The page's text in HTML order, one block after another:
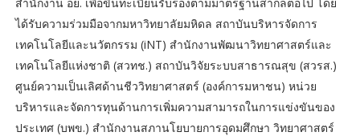
ได้รับความร่วมมือจากมหาวิทยาลัยมหิดล สถาบันบริหารจัดการ
เทคโนโลยีและนวัตกรรม (iNT) สำนักงานพัฒนาวิทยาศาสตร์และ
เทคโนโลยีแห่งชาติ (สวทช.) สถาบันวิจัยระบบสาธารณสุข (สวรส.)
ศูนย์ความเป็นเลิศด้านชีววิทยาศาสตร์ (องค์การมหาชน) หน่วย
บริหารและจัดการทุนด้านการเพิ่มความสามารถในการแข่งขันของ
ประเทศ (บพข.) สำนักงานสภานโยบายการอุดมศึกษา วิทยาศาสตร์